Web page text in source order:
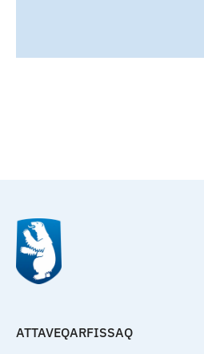
ATTAVEQARFISSAQ